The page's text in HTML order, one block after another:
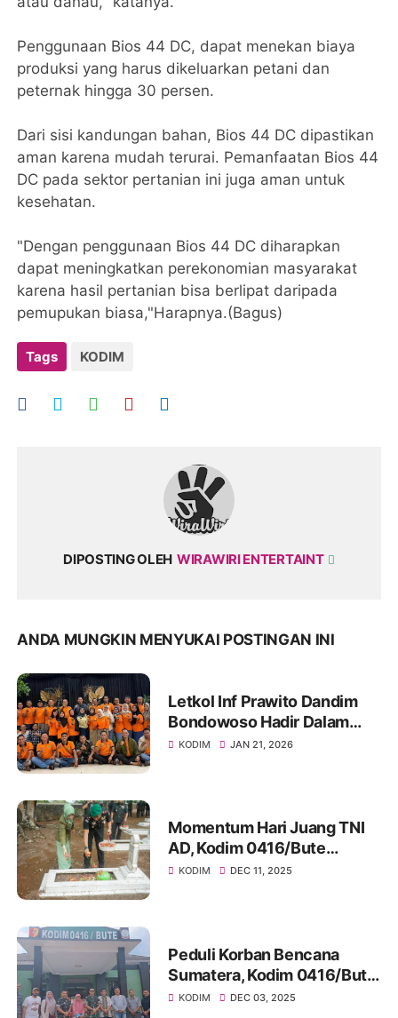
Penggunaan Bios 44 DC, dapat menekan biaya
produksi yang harus dikeluarkan petani dan
peternak hingga 30 persen.
Dari sisi kandungan bahan, Bios 44 DC dipastikan
aman karena mudah terurai. Pemanfaatan Bios 44
DC pada sektor pertanian ini juga aman untuk
kesehatan.
"Dengan penggunaan Bios 44 DC diharapkan
dapat meningkatkan perekonomian masyarakat
karena hasil pertanian bisa berlipat daripada
pemupukan biasa,"Harapnya.(Bagus)
Tags KODIM
DIPOSTING OLEH WIRAWIRI ENTERTAINT
ANDA MUNGKIN MENYUKAI POSTINGAN INI
Letkol Inf Prawito Dandim
Bondowoso Hadir Dalam
Temu Kangen Wong
KODIM JAN 21, 2026
Momentum Hari Juang TNI
AD, Kodim 0416/Bute
Tingkatkan Nilai Kejuangan
KODIM DEC 11, 2025
Peduli Korban Bencana
Sumatera, Kodim 0416/Bute
Gelar Shalat Ghaib, Doa
KODIM DEC 03, 2025